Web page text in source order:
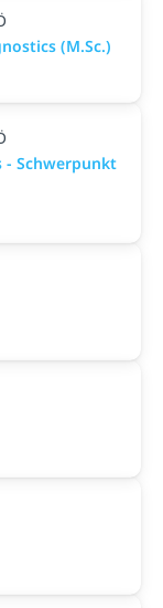
(M.Sc.)
- Schwerpunkt